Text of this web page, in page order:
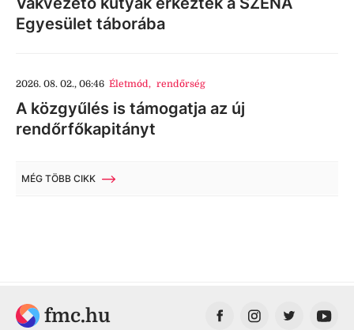
Egyesület táborába
2026. 08. 02., 06:46 Életmód, rendőrség
A közgyűlés is támogatja az új
rendőrfőkapitányt
MÉG TÖBB CIKK
fmc.hu